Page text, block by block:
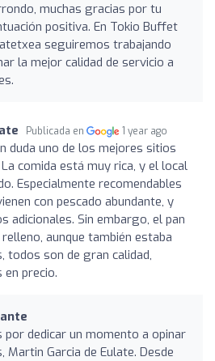
muchas gracias por tu
positiva. En Tokio Buffet
seguiremos trabajando
la mejor calidad de servicio a
Publicada en 1 year ago
duda uno de los mejores sitios
comida está muy rica, y el local
Especialmente recomendables
con pescado abundante, y
adicionales. Sin embargo, el pan
aunque también estaba
todos son de gran calidad,
precio.
por dedicar un momento a opinar
Garcia de Eulate. Desde